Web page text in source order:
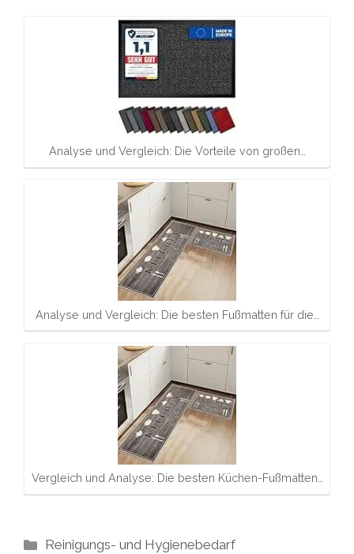
Analyse und Vergleich: Die Vorteile von großen…
Analyse und Vergleich: Die besten Fußmatten für die…
Vergleich und Analyse: Die besten Küchen-Fußmatten…
Kategorien
Reinigungs- und Hygienebedarf